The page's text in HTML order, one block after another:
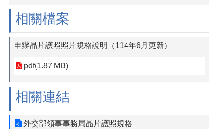
相關檔案
申辦晶片護照照片規格說明（114年6月更新）
pdf(1.87 MB)
相關連結
外交部領事事務局晶片護照規格